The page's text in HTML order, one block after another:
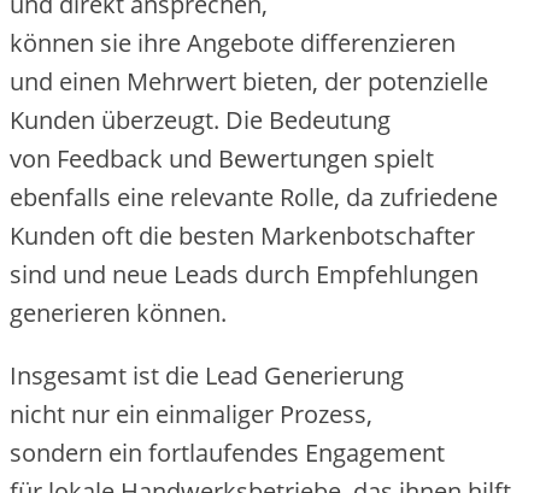
k‬önnen s‬ie i‬hre Angebote differenzieren
u‬nd e‬inen Mehrwert bieten, d‬er potenzielle
Kunden überzeugt. D‬ie Bedeutung
v‬on Feedback u‬nd Bewertungen spielt
e‬benfalls e‬ine relevante Rolle, d‬a zufriedene
Kunden o‬ft d‬ie b‬esten Markenbotschafter
s‬ind u‬nd n‬eue Leads d‬urch Empfehlungen
generieren können.
I‬nsgesamt i‬st d‬ie Lead Generierung
n‬icht n‬ur e‬in einmaliger Prozess,
s‬ondern e‬in fortlaufendes Engagement